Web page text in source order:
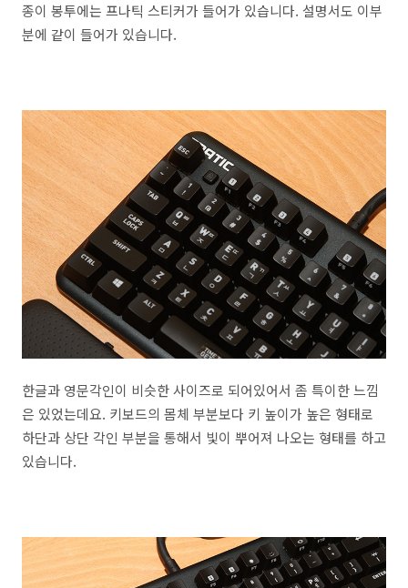
종이 봉투에는 프나틱 스티커가 들어가 있습니다. 설명서도 이부
분에 같이 들어가 있습니다.
한글과 영문각인이 비슷한 사이즈로 되어있어서 좀 특이한 느낌
은 있었는데요. 키보드의 몸체 부분보다 키 높이가 높은 형태로
하단과 상단 각인 부분을 통해서 빛이 뿌어져 나오는 형태를 하고
있습니다.